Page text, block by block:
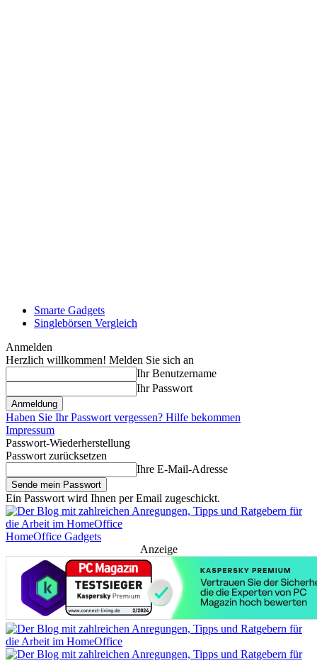
Smarte Gadgets
Singlebörsen Vergleich
Anmelden
Herzlich willkommen! Melden Sie sich an
Ihr Benutzername
Ihr Passwort
Haben Sie Ihr Passwort vergessen? Hilfe bekommen
Impressum
Passwort-Wiederherstellung
Passwort zurücksetzen
Ihre E-Mail-Adresse
Ein Passwort wird Ihnen per Email zugeschickt.
HomeOffice Gadgets
Anzeige